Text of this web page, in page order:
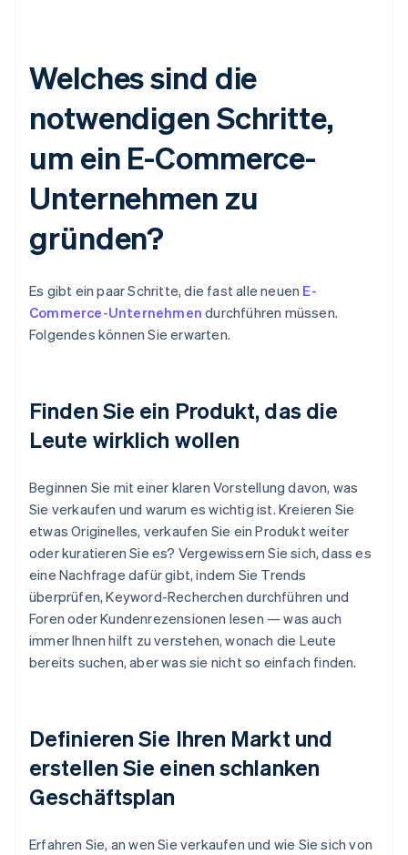
Welches sind die
notwendigen Schritte,
um ein E-Commerce-
Unternehmen zu
gründen?
Es gibt ein paar Schritte, die fast alle neuen E-
Commerce-Unternehmen durchführen müssen.
Folgendes können Sie erwarten.
Finden Sie ein Produkt, das die
Leute wirklich wollen
Beginnen Sie mit einer klaren Vorstellung davon, was
Sie verkaufen und warum es wichtig ist. Kreieren Sie
etwas Originelles, verkaufen Sie ein Produkt weiter
oder kuratieren Sie es? Vergewissern Sie sich, dass es
eine Nachfrage dafür gibt, indem Sie Trends
überprüfen, Keyword-Recherchen durchführen und
Foren oder Kundenrezensionen lesen — was auch
immer Ihnen hilft zu verstehen, wonach die Leute
bereits suchen, aber was sie nicht so einfach finden.
Definieren Sie Ihren Markt und
erstellen Sie einen schlanken
Geschäftsplan
Erfahren Sie, an wen Sie verkaufen und wie Sie sich von